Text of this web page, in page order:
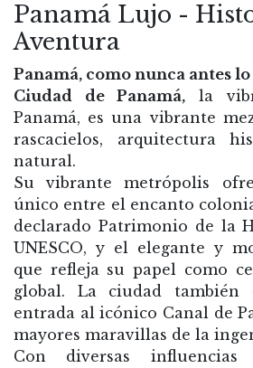
Panamá Lujo -
Aventura
Panamá, como nunca antes lo
Ciudad de Panamá, la
Panamá, es una vibrante
rascacielos, arquitectura
natural.
Su vibrante metrópolis
único entre el encanto
declarado Patrimonio de la
UNESCO, y el elegante y
que refleja su papel como
global. La ciudad
entrada al icónico Canal de
mayores maravillas de la
Con diversas influencias